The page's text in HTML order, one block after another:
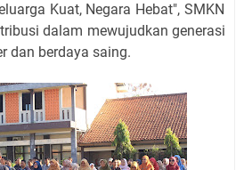
Kuat,Negara Hebat", SMKN
dalam mewujudkan generasi
dan berdaya saing.